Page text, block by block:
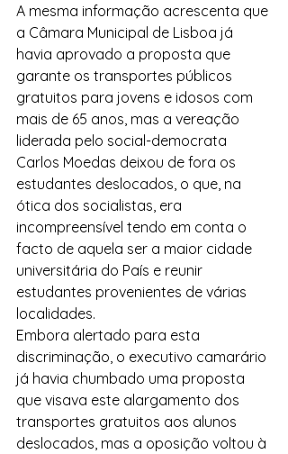
A mesma informação acrescenta que
a Câmara Municipal de Lisboa já
havia aprovado a proposta que
garante os transportes públicos
gratuitos para jovens e idosos com
mais de 65 anos, mas a vereação
liderada pelo social-democrata
Carlos Moedas deixou de fora os
estudantes deslocados, o que, na
ótica dos socialistas, era
incompreensível tendo em conta o
facto de aquela ser a maior cidade
universitária do País e reunir
estudantes provenientes de várias
localidades.
Embora alertado para esta
discriminação, o executivo camarário
já havia chumbado uma proposta
que visava este alargamento dos
transportes gratuitos aos alunos
deslocados, mas a oposição voltou à